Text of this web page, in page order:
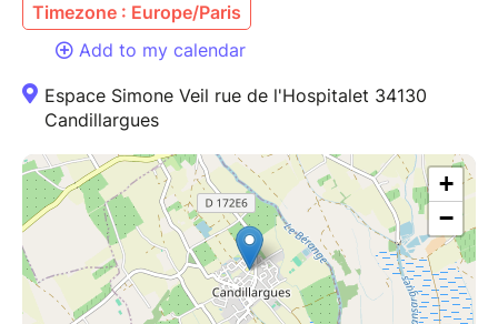
Timezone : Europe/Paris
Add to my calendar
Espace Simone Veil rue de l'Hospitalet 34130
Candillargues
+
−